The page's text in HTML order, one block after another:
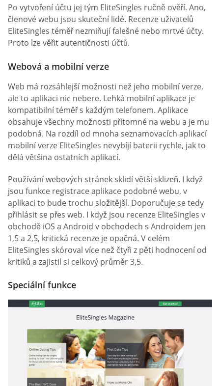
Po vytvoření účtu jej tým EliteSingles ručně ověří. Ano,
členové webu jsou skuteční lidé. Recenze uživatelů
EliteSingles téměř nezmiňují falešné nebo mrtvé účty.
Proto lze věřit autentičnosti účtů.
Webová a mobilní verze
Web má rozsáhlejší možnosti než jeho mobilní verze,
ale to aplikaci nic nebere. Lehká mobilní aplikace je
kompatibilní téměř s každým telefonem. Aplikace
obsahuje všechny možnosti přítomné na webu a je mu
podobná. Na rozdíl od mnoha seznamovacích aplikací
mobilní verze EliteSingles nevybíjí baterii rychle, jak to
dělá většina ostatních aplikací.
Používání webových stránek sklidí větší sklizeň. I když
jsou funkce registrace aplikace podobné webu, v
aplikaci to bude trochu složitější. Doporučuje se tedy
přihlásit se přes web. I když jsou recenze EliteSingles v
obchodě iOS a Android v obchodech s Androidem jen
1,5 a 2,5, kritická recenze je opačná. V celém
EliteSingles skóroval více než čtyři z pěti hodnocení od
kritiků a zajistil si celkový průměr 3,5.
Speciální funkce